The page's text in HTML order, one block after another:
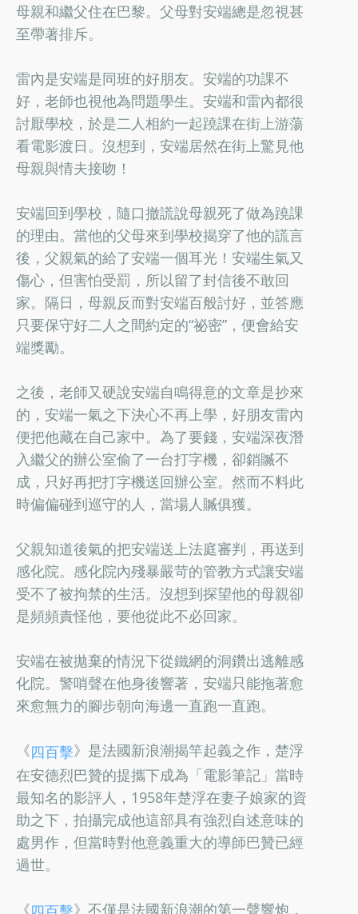
母親和繼父住在巴黎。父母對安端總是忽視甚
至帶著排斥。
雷內是安端是同班的好朋友。安端的功課不
好，老師也視他為問題學生。安端和雷內都很
討厭學校，於是二人相約一起蹺課在街上游蕩
看電影渡日。沒想到，安端居然在街上驚見他
母親與情夫接吻！
安端回到學校，隨口撤謊說母親死了做為蹺課
的理由。當他的父母來到學校揭穿了他的謊言
後，父親氣的給了安端一個耳光！安端生氣又
傷心，但害怕受罰，所以留了封信後不敢回
家。隔日，母親反而對安端百般討好，並答應
只要保守好二人之間約定的“祕密”，便會給安
端獎勵。
之後，老師又硬說安端自鳴得意的文章是抄來
的，安端一氣之下決心不再上學，好朋友雷內
便把他藏在自己家中。為了要錢，安端深夜潛
入繼父的辦公室偷了一台打字機，卻銷贓不
成，只好再把打字機送回辦公室。然而不料此
時偏偏碰到巡守的人，當場人贓俱獲。
父親知道後氣的把安端送上法庭審判，再送到
感化院。感化院內殘暴嚴苛的管教方式讓安端
受不了被拘禁的生活。沒想到探望他的母親卻
是頻頻責怪他，要他從此不必回家。
安端在被拋棄的情況下從鐵網的洞鑽出逃離感
化院。警哨聲在他身後響著，安端只能拖著愈
來愈無力的腳步朝向海邊一直跑一直跑。
《四百擊》是法國新浪潮揭竿起義之作，楚浮
在安德烈巴贊的提攜下成為「電影筆記」當時
最知名的影評人，1958年楚浮在妻子娘家的資
助之下，拍攝完成他這部具有強烈自述意味的
處男作，但當時對他意義重大的導師巴贊已經
過世。
《 》不僅是法國新浪潮的第一聲響炮，